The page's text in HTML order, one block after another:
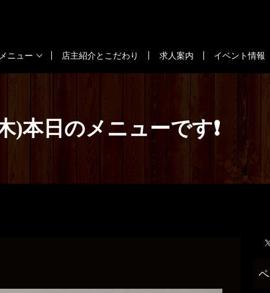
メニュー 店主紹介とこだわり 求人案内 イベント情報
)本日のメニューです❗